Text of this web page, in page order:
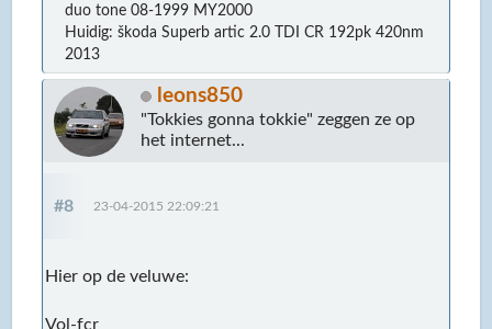
duo tone 08-1999 MY2000
Huidig: škoda Superb artic 2.0 TDI CR 192pk 420nm
2013
leons850
"Tokkies gonna tokkie" zeggen ze op
het internet...
#8 23-04-2015 22:09:21
Hier op de veluwe:
Vol-fcr